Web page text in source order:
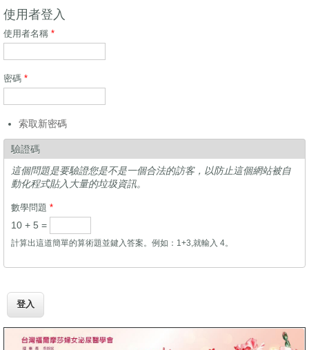
使用者登入
使用者名稱 *
密碼 *
索取新密碼
驗證碼
這個問題是要驗證您是不是一個合法的訪客，以防止這個網站被自
動化程式貼入大量的垃圾資訊。
數學問題 *
10 + 5 =
計算出這道簡單的算術題並鍵入答案。例如：1+3,就輸入 4。